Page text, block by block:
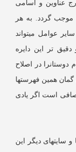
و اسامی
به هر
میتواند
این دایره
در اصلاح
فهرستها
اگر یادی
دیگر این